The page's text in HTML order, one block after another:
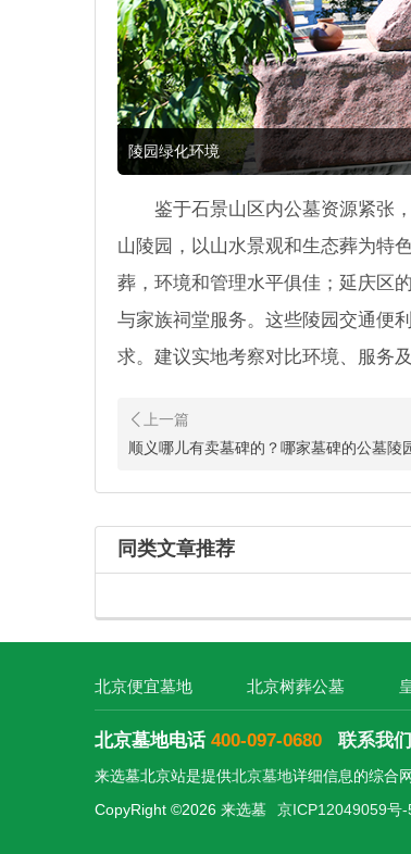
陵园绿化环境
鉴于石景山区内公墓资源紧张
山陵园，以山水景观和生态葬为特
葬，环境和管理水平俱佳；延庆区
与家族祠堂服务。这些陵园交通便
求。建议实地考察对比环境、服务
顺义哪儿有卖墓碑的？哪家墓碑的公墓陵
同类文章推荐
北京便宜墓地 北京树葬公墓
北京墓地电话 400-097-0680 联系我们
来选墓北京站是提供北京墓地详细信息的综合
CopyRight ©2026 来选墓
京ICP12049059号-